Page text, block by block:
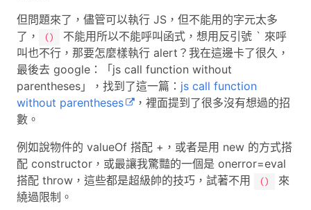
但問題來了，儘管可以執行 JS，但不能用的字元太多
了，
()
不能用所以不能呼叫函式，想用反引號 ` 來呼
叫也不行，那要怎麼樣執行 alert？我在這邊卡了很久，
最後去 google：「js call function without
parentheses」，找到了這一篇： js call function
without parentheses
，裡面提到了很多沒有想過的招
數。
例如說物件的 valueOf 搭配 +，或者是用 new 的方式搭
配 constructor，或最讓我驚豔的一個是 onerror=eval
搭配 throw，這些都是超級帥的技巧，試著不用
()
來
繞過限制。